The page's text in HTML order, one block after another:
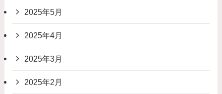
2025年5月
2025年4月
2025年3月
2025年2月